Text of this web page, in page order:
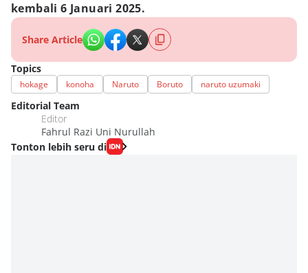
kembali 6 Januari 2025.
Share Article
Topics
hokage konoha Naruto Boruto naruto uzumaki
Editorial Team
Editor
Fahrul Razi Uni Nurullah
Tonton lebih seru di